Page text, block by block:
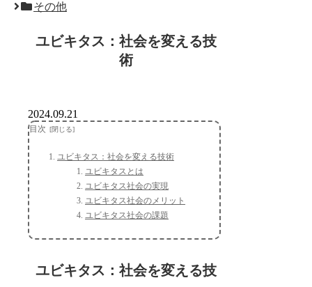
その他
ユビキタス：社会を変える技
術
2024.09.21
目次
ユビキタス：社会を変える技術
ユビキタスとは
ユビキタス社会の実現
ユビキタス社会のメリット
ユビキタス社会の課題
ユビキタス：社会を変える技